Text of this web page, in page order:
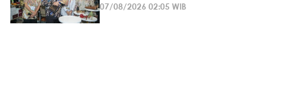
07/08/2026 02:05 WIB